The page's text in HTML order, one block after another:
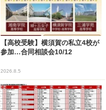
【高校受験】横須賀の私立4校が
参加…合同相談会10/12
2026.8.5